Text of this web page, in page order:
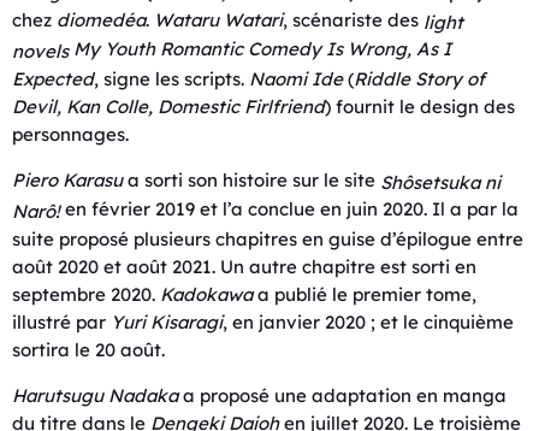
chez diomedéa. Wataru Watari, scénariste des light
novels My Youth Romantic Comedy Is Wrong, As I
Expected, signe les scripts. Naomi Ide(Riddle Story of
Devil, Kan Colle, Domestic Firlfriend) fournit le design des
personnages.
Piero Karasua sorti son histoire sur le site Shôsetsuka ni
Narô!en février 2019 et l’a conclue en juin 2020. Il a par la
suite proposé plusieurs chapitres en guise d’épilogue entre
août 2020 et août 2021. Un autre chapitre est sorti en
septembre 2020. Kadokawaa publié le premier tome,
illustré par Yuri Kisaragi, en janvier 2020 ; et le cinquième
sortira le 20 août.
Harutsugu Nadakaa proposé une adaptation en manga
du titre dans le Dengeki Daiohen juillet 2020. Le troisième